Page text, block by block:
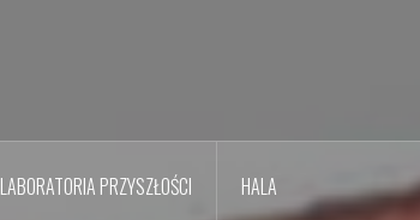
LABORATORIA PRZYSZŁOŚCI HALA